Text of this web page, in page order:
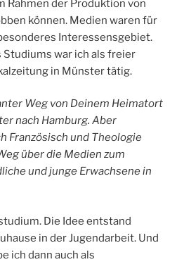
Rahmen der Produktion von
können. Medien waren für
Interessensgebiet.
war ich als freier
in Münster tätig.
Weg von Deinem Heimatort
nach Hamburg. Aber
Französisch und Theologie
über die Medien zum
und junge Erwachsene in
Die Idee entstand
in der Jugendarbeit. Und
ich dann auch als